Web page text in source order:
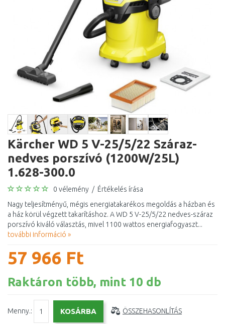
Kärcher WD 5 V-25/5/22 Száraz-
nedves porszívó (1200W/25L)
1.628-300.0
0 vélemény / Értékelés írása
Nagy teljesítményű, mégis energiatakarékos megoldás a házban és
a ház körül végzett takarításhoz. A WD 5 V-25/5/22 nedves-száraz
porszívó kiváló választás, mivel 1100 wattos energiafogyaszt...
további információ »
57 966 Ft
Raktáron több, mint 10 db
Menny.: ÖSSZEHASONLÍTÁS